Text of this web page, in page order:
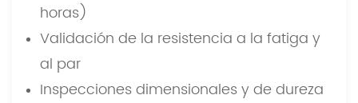
horas)
Validación de la resistencia a la fatiga y
al par
Inspecciones dimensionales y de dureza